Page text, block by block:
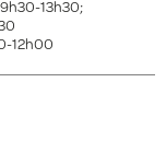
9h30-13h30;
12h00